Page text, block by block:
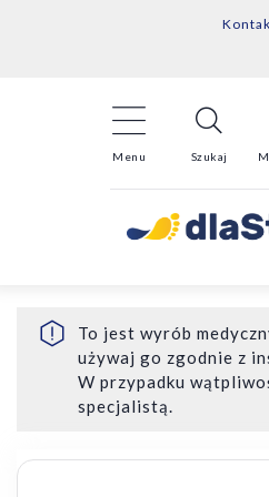
14 Dni na
Menu Szukaj
To jest wyrób
używaj go zgodnie z
W przypadku
specjalistą.